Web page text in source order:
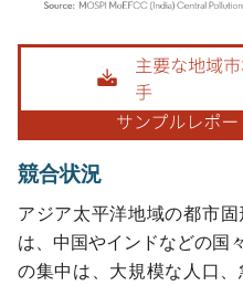
画像 © Mordor Intelligence。再利用
競合状況
アジア太平洋地域の都市
は、中国やインドなどの国
の集中は、大規模な人口